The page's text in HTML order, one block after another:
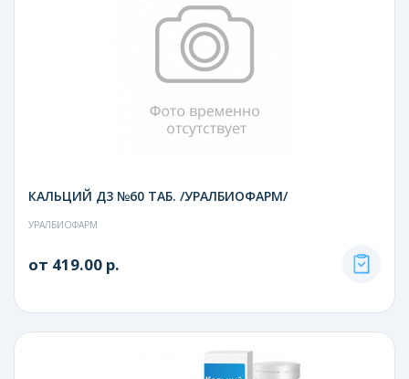
КАЛЬЦИЙ Д3 №60 ТАБ. /УРАЛБИОФАРМ/
УРАЛБИОФАРМ
от 419.00 р.